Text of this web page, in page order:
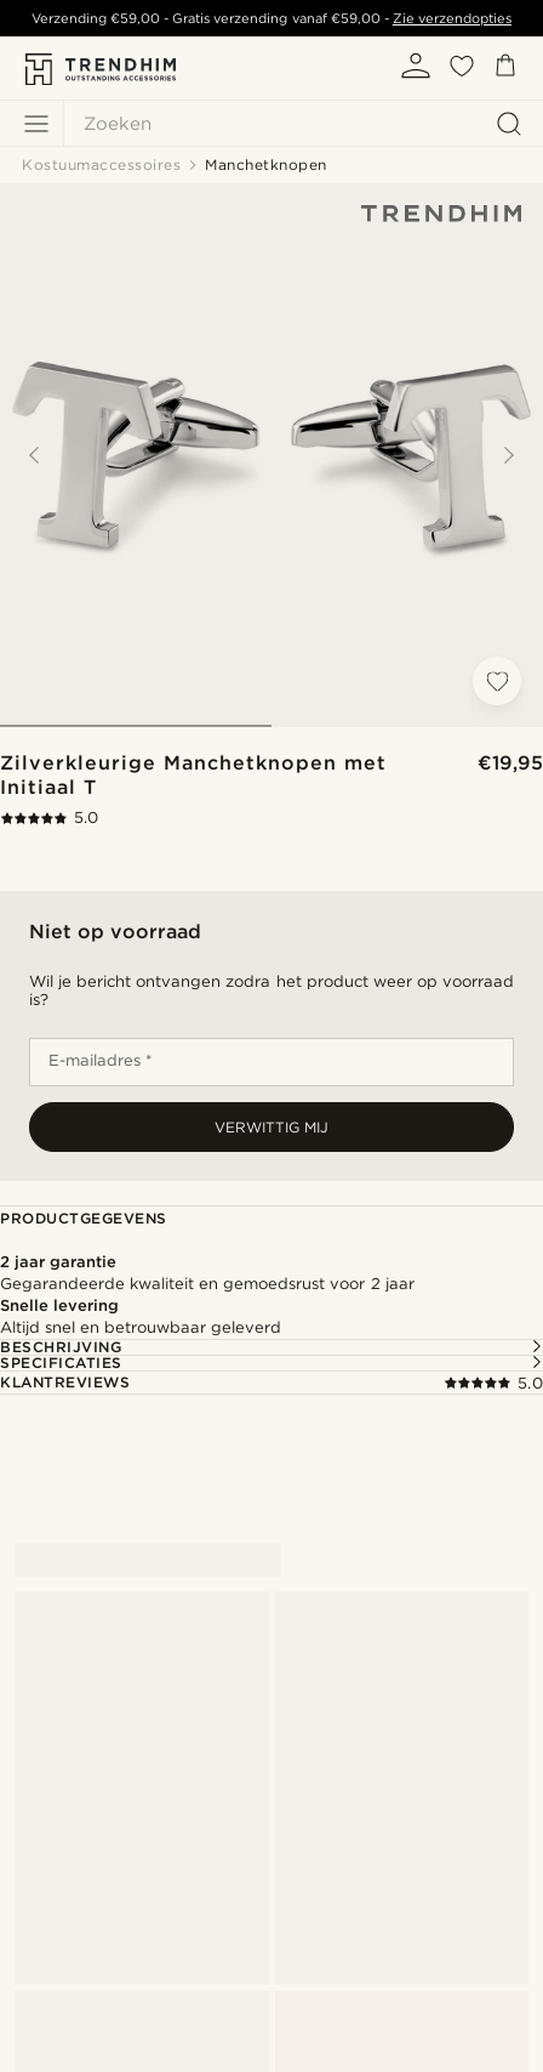
Zoeken
Verzending€59,00 - Gratis verzending vanaf €59,00- Zie verzendopties
Kostuumaccessoires Manchetknopen
Zilverkleurige Manchetknopen met
Initiaal T
€19,95
5.0
Niet op voorraad
Wil je bericht ontvangen zodra het product weer op voorraad
is?
E-mailadres *
VERWITTIG MIJ
PRODUCTGEGEVENS
2 jaar garantie
Gegarandeerde kwaliteit en gemoedsrust voor 2 jaar
Snelle levering
Altijd snel en betrouwbaar geleverd
BESCHRIJVING
SPECIFICATIES
KLANTREVIEWS
5.0